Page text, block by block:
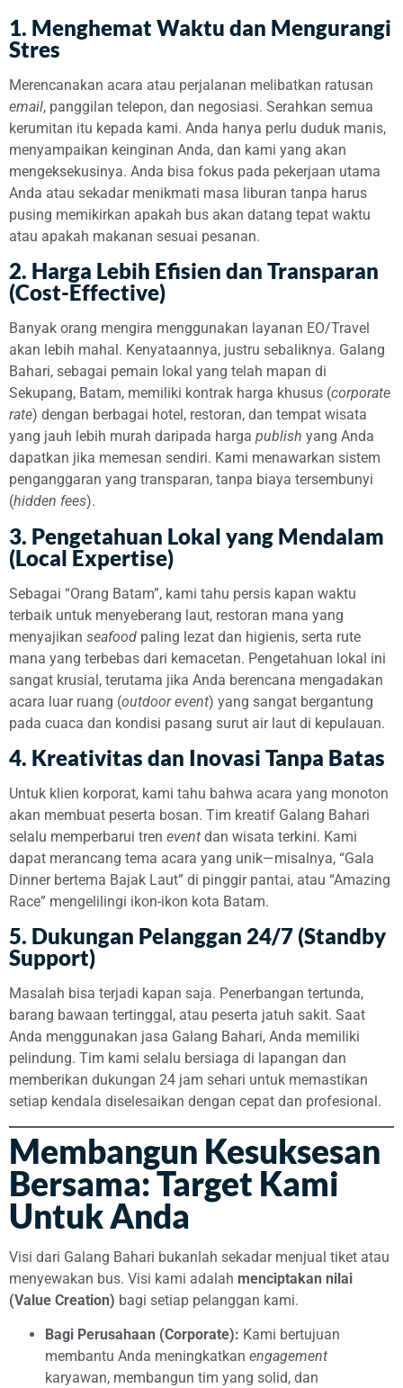
1. Menghemat Waktu dan Mengurangi
Stres
Merencanakan acara atau perjalanan melibatkan ratusan
email, panggilan telepon, dan negosiasi. Serahkan semua
kerumitan itu kepada kami. Anda hanya perlu duduk manis,
menyampaikan keinginan Anda, dan kami yang akan
mengeksekusinya. Anda bisa fokus pada pekerjaan utama
Anda atau sekadar menikmati masa liburan tanpa harus
pusing memikirkan apakah bus akan datang tepat waktu
atau apakah makanan sesuai pesanan.
2. Harga Lebih Efisien dan Transparan
(Cost-Effective)
Banyak orang mengira menggunakan layanan EO/Travel
akan lebih mahal. Kenyataannya, justru sebaliknya. Galang
Bahari, sebagai pemain lokal yang telah mapan di
Sekupang, Batam, memiliki kontrak harga khusus (corporate
rate) dengan berbagai hotel, restoran, dan tempat wisata
yang jauh lebih murah daripada harga publish yang Anda
dapatkan jika memesan sendiri. Kami menawarkan sistem
penganggaran yang transparan, tanpa biaya tersembunyi
(hidden fees).
3. Pengetahuan Lokal yang Mendalam
(Local Expertise)
Sebagai “Orang Batam”, kami tahu persis kapan waktu
terbaik untuk menyeberang laut, restoran mana yang
menyajikan seafood paling lezat dan higienis, serta rute
mana yang terbebas dari kemacetan. Pengetahuan lokal ini
sangat krusial, terutama jika Anda berencana mengadakan
acara luar ruang (outdoor event) yang sangat bergantung
pada cuaca dan kondisi pasang surut air laut di kepulauan.
4. Kreativitas dan Inovasi Tanpa Batas
Untuk klien korporat, kami tahu bahwa acara yang monoton
akan membuat peserta bosan. Tim kreatif Galang Bahari
selalu memperbarui tren event dan wisata terkini. Kami
dapat merancang tema acara yang unik—misalnya, “Gala
Dinner bertema Bajak Laut” di pinggir pantai, atau “Amazing
Race” mengelilingi ikon-ikon kota Batam.
5. Dukungan Pelanggan 24/7 (Standby
Support)
Masalah bisa terjadi kapan saja. Penerbangan tertunda,
barang bawaan tertinggal, atau peserta jatuh sakit. Saat
Anda menggunakan jasa Galang Bahari, Anda memiliki
pelindung. Tim kami selalu bersiaga di lapangan dan
memberikan dukungan 24 jam sehari untuk memastikan
setiap kendala diselesaikan dengan cepat dan profesional.
Membangun Kesuksesan
Bersama: Target Kami
Untuk Anda
Visi dari Galang Bahari bukanlah sekadar menjual tiket atau
menyewakan bus. Visi kami adalah menciptakan nilai
(Value Creation) bagi setiap pelanggan kami.
Bagi Perusahaan (Corporate): Kami bertujuan
membantu Anda meningkatkan engagement
karyawan, membangun tim yang solid, dan